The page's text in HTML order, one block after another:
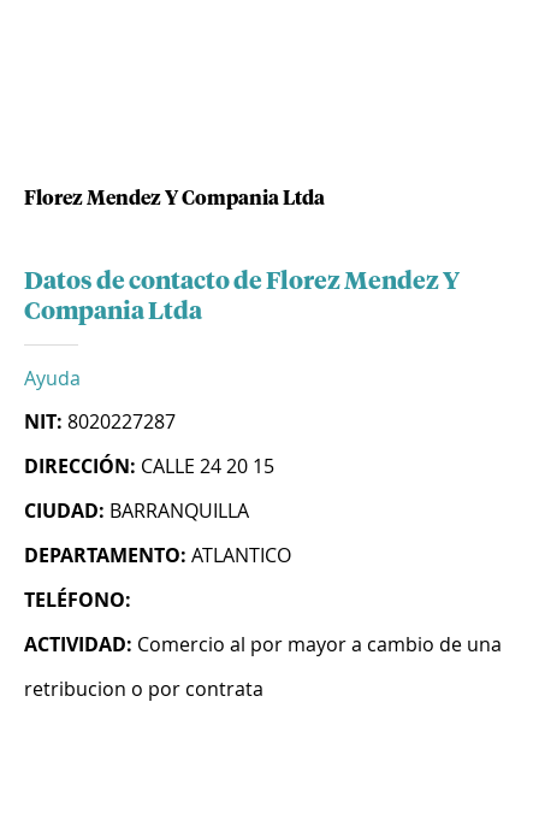
Florez Mendez Y Compania Ltda
Datos de contacto de Florez Mendez Y
Compania Ltda
Ayuda
NIT: 8020227287
DIRECCIÓN: CALLE 24 20 15
CIUDAD: BARRANQUILLA
DEPARTAMENTO: ATLANTICO
TELÉFONO:
ACTIVIDAD: Comercio al por mayor a cambio de una
retribucion o por contrata